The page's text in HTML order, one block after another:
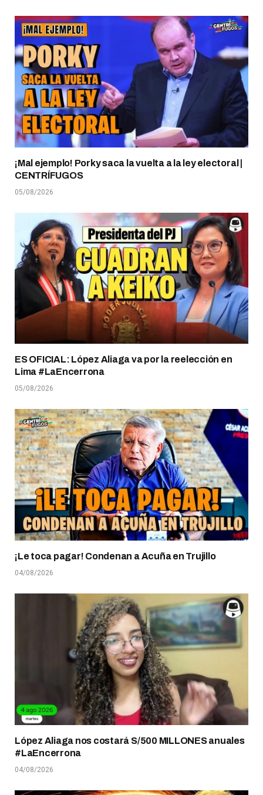
¡Mal ejemplo! Porky saca la vuelta a la ley electoral |
CENTRÍFUGOS
05/08/2026
ES OFICIAL: López Aliaga va por la reelección en
Lima #LaEncerrona
05/08/2026
¡Le toca pagar! Condenan a Acuña en Trujillo
04/08/2026
López Aliaga nos costará S/500 MILLONES anuales
#LaEncerrona
04/08/2026